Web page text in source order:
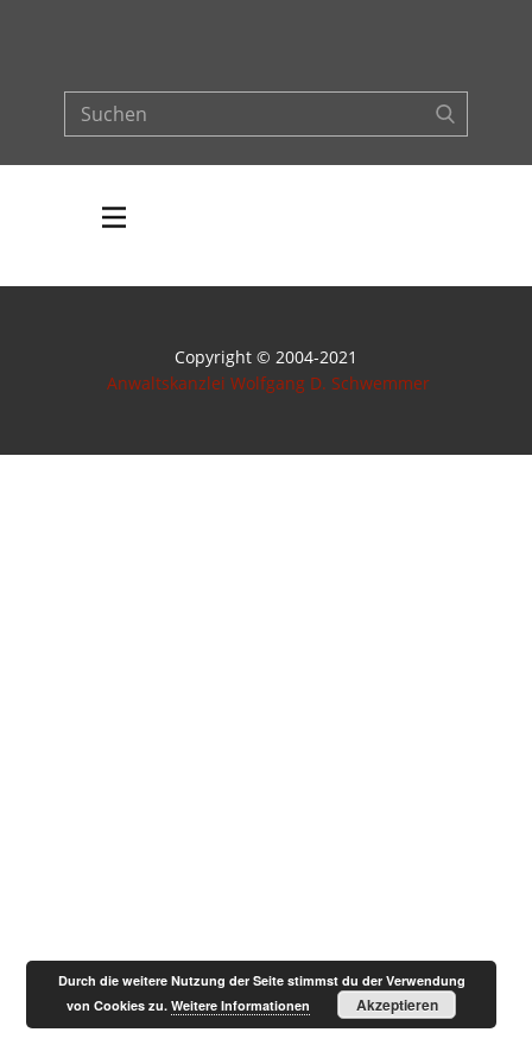
Copyright © 2004-2021
Anwaltskanzlei Wolfgang D. Schwemmer
Durch die weitere Nutzung der Seite stimmst du der Verwendung
von Cookies zu.Weitere Informationen Akzeptieren